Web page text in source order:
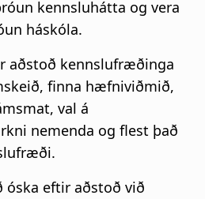
kennsluhátta og vera
háskóla.
aðstoð kennslufræðinga
finna hæfniviðmið,
val á
nemenda og flest það
eftir aðstoð við